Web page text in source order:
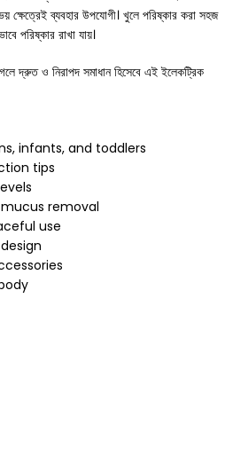
ক্ষেত্রেই ব্যবহার উপযোগী। খুলে পরিষ্কার করা সহজ
পরিষ্কার রাখা যায়।
দ্রুত ও নিরাপদ সমাধান হিসেবে এই ইলেকট্রিক
infants, and toddlers
tips
removal
use